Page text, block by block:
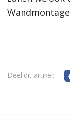
Deel dit artikel: